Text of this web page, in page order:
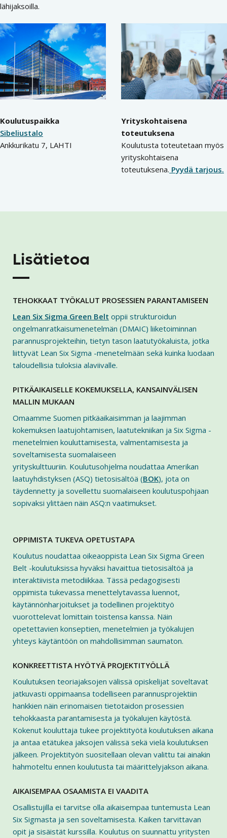
lähijaksoilla.
Koulutuspaikka
Sibeliustalo
Ankkurikatu 7, LAHTI
Yrityskohtaisena
toteutuksena
Koulutusta toteutetaan myös
yrityskohtaisena
toteutuksena. Pyydä tarjous.
Lisätietoa
TEHOKKAAT TYÖKALUT PROSESSIEN PARANTAMISEEN
Lean Six Sigma Green Belt oppii strukturoidun
ongelmanratkaisumenetelmän (DMAIC) liiketoiminnan
parannusprojekteihin, tietyn tason laatutyökaluista, jotka
liittyvät Lean Six Sigma -menetelmään sekä kuinka luodaan
taloudellisia tuloksia alaviivalle.
PITKÄAIKAISELLE KOKEMUKSELLA, KANSAINVÄLISEN
MALLIN MUKAAN
Omaamme Suomen pitkäaikaisimman ja laajimman
kokemuksen laatujohtamisen, laatutekniikan ja Six Sigma -
menetelmien kouluttamisesta, valmentamisesta ja
soveltamisesta suomalaiseen
yrityskulttuuriin. Koulutusohjelma noudattaa Amerikan
laatuyhdistyksen (ASQ) tietosisältöä (BOK), jota on
täydennetty ja sovellettu suomalaiseen koulutuspohjaan
sopivaksi ylittäen näin ASQ:n vaatimukset.
OPPIMISTA TUKEVA OPETUSTAPA
Koulutus noudattaa oikeaoppista Lean Six Sigma Green
Belt -koulutuksissa hyväksi havaittua tietosisältöä ja
interaktiivista metodiikkaa. Tässä pedagogisesti
oppimista tukevassa menettelytavassa luennot,
käytännönharjoitukset ja todellinen projektityö
vuorottelevat lomittain toistensa kanssa. Näin
opetettavien konseptien, menetelmien ja työkalujen
yhteys käytäntöön on mahdollisimman saumaton.
KONKREETTISTA HYÖTYÄ PROJEKTITYÖLLÄ
Koulutuksen teoriajaksojen välissä opiskelijat soveltavat
jatkuvasti oppimaansa todelliseen parannusprojektiin
hankkien näin erinomaisen tietotaidon prosessien
tehokkaasta parantamisesta ja työkalujen käytöstä.
Kokenut kouluttaja tukee projektityötä koulutuksen aikana
ja antaa etätukea jaksojen välissä sekä vielä koulutuksen
jälkeen. Projektityön suositellaan olevan valittu tai ainakin
hahmoteltu ennen koulutusta tai määrittelyjakson aikana.
AIKAISEMPAA OSAAMISTA EI VAADITA
Osallistujilla ei tarvitse olla aikaisempaa tuntemusta Lean
Six Sigmasta ja sen soveltamisesta. Kaiken tarvittavan
opit ja sisäistät kurssilla. Koulutus on suunnattu yritysten